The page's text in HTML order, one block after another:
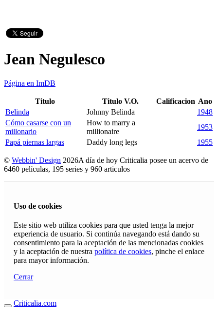
Jean Negulesco
Página en ImDB
Titulo Titulo V.O. Calificacion Ano
Belinda
Johnny Belinda
1948
Cómo casarse con un
millonario
How to marry a
millionaire
1953
Papá piernas largas
Daddy long legs 1955
© Webbin' Design 2026A día de hoy Criticalia posee un acervo de
6460 películas, 195 series y 960 articulos
Uso de cookies
Este sitio web utiliza cookies para que usted tenga la mejor
experiencia de usuario. Si continúa navegando está dando su
consentimiento para la aceptación de las mencionadas cookies
y la aceptación de nuestra política de cookies, pinche el enlace
para mayor información.
Cerrar
Criticalia.com